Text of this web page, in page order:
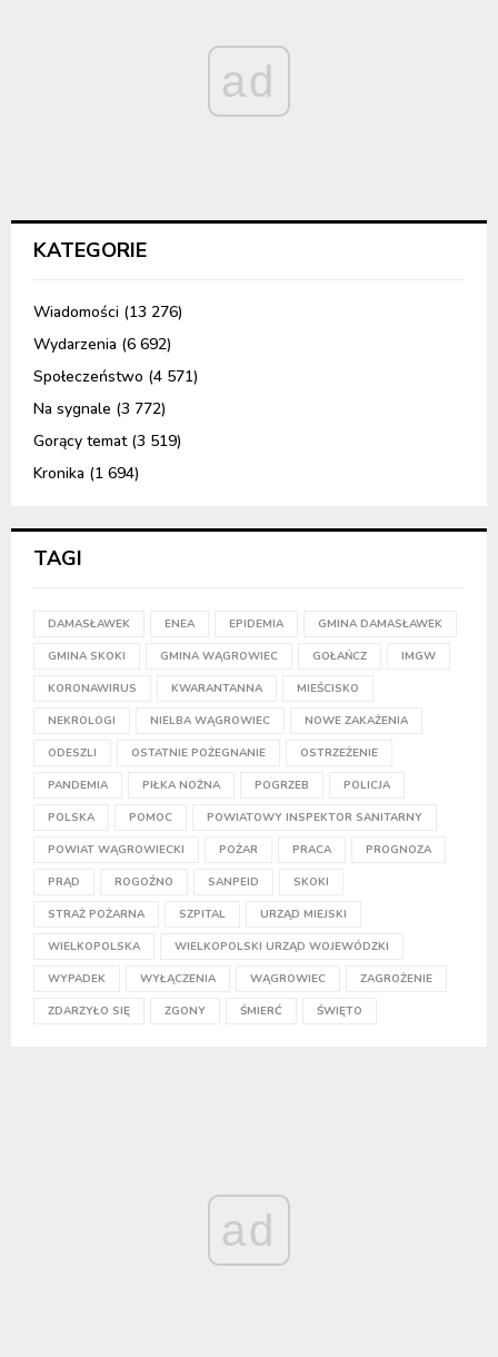
ad
KATEGORIE
Wiadomości (13 276)
Wydarzenia (6 692)
Społeczeństwo (4 571)
Na sygnale (3 772)
Gorący temat(3 519)
Kronika (1 694)
TAGI
DAMASŁAWEK ENEA EPIDEMIA GMINA DAMASŁAWEK
GMINA SKOKI GMINA WĄGROWIEC GOŁAŃCZ IMGW
KORONAWIRUS KWARANTANNA MIEŚCISKO
NEKROLOGI NIELBA WĄGROWIEC NOWE ZAKAŻENIA
ODESZLI OSTATNIE POŻEGNANIE OSTRZEŻENIE
PANDEMIA PIŁKA NOŻNA POGRZEB POLICJA
POLSKA POMOC POWIATOWY INSPEKTOR SANITARNY
POWIAT WĄGROWIECKI POŻAR PRACA PROGNOZA
PRĄD ROGOŹNO SANPEID SKOKI
STRAŻ POŻARNA SZPITAL URZĄD MIEJSKI
WIELKOPOLSKA WIELKOPOLSKI URZĄD WOJEWÓDZKI
WYPADEK WYŁĄCZENIA WĄGROWIEC ZAGROŻENIE
ZDARZYŁO SIĘ ZGONY ŚMIERĆ ŚWIĘTO
ad